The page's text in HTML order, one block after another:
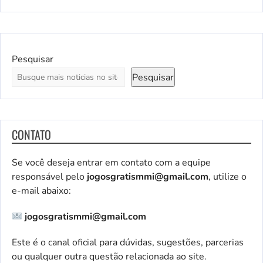
Pesquisar
Pesquisar
CONTATO
Se você deseja entrar em contato com a equipe
responsável pelojogosgratismmi@gmail.com, utilize o
e-mail abaixo:
jogosgratismmi@gmail.com
Este é o canal oficial para dúvidas, sugestões, parcerias
ou qualquer outra questão relacionada ao site.